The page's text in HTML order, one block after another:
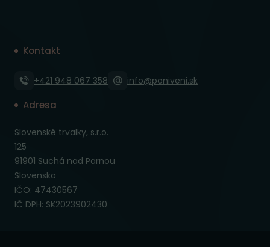
Kontakt
+421 948 067 358 info@poniveni.sk
Adresa
Slovenské trvalky, s.r.o.
125
91901 Suchá nad Parnou
Slovensko
IČO: 47430567
IČ DPH: SK2023902430